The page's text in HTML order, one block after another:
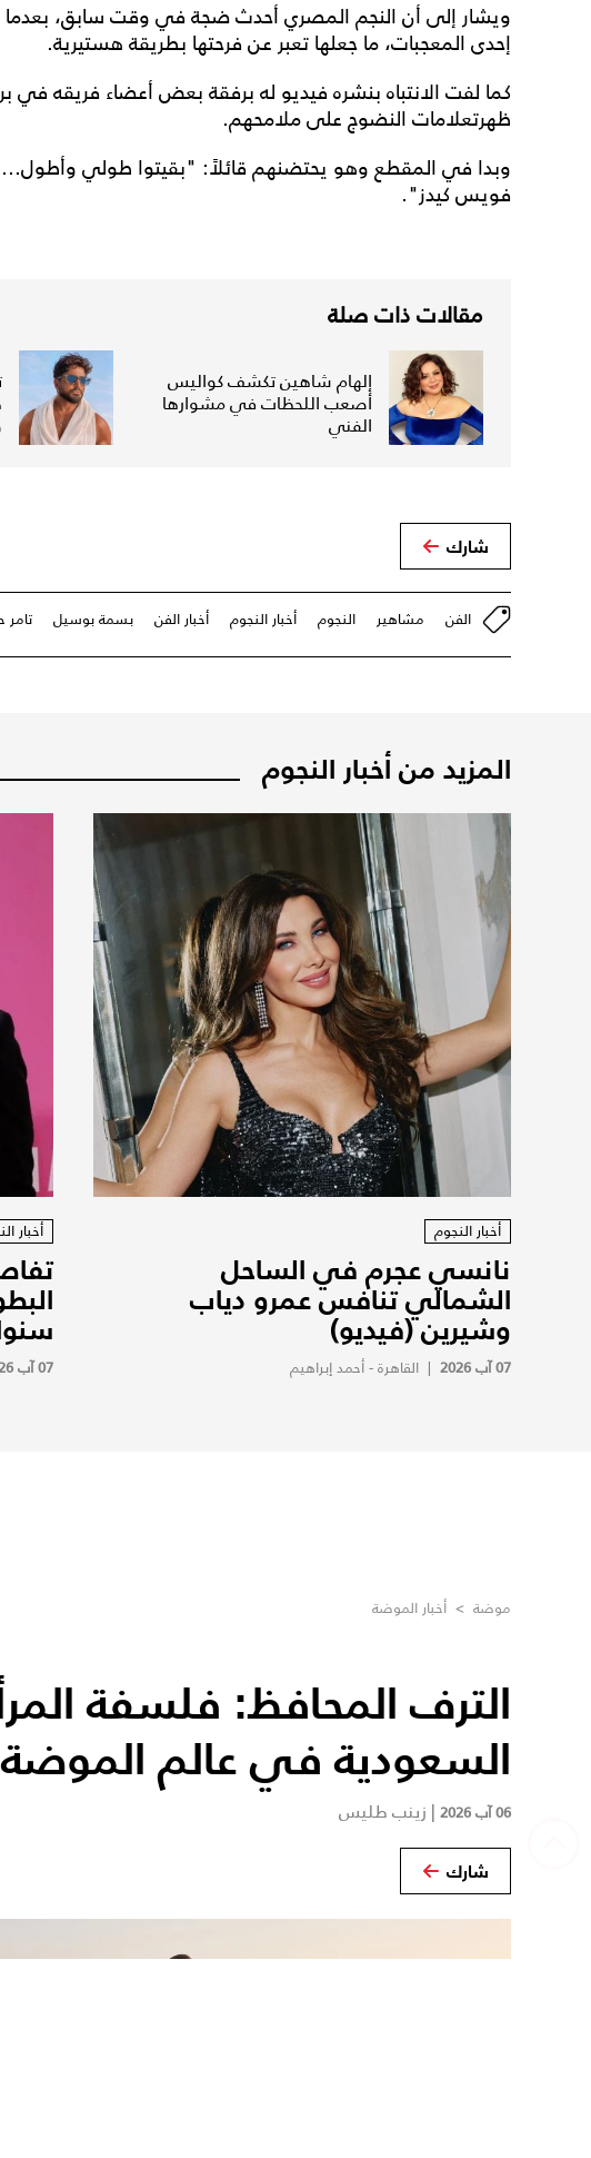
ويشار إلى أن النجم المصري أحدث ضجة في وقت سابق،
إحدى المعجبات، ما جعلها تعبر عن فرحتها بطريقة هستيرية.
كما لفت الانتباه بنشره فيديو له برفقة بعض أعضاء فريقه
ظهرتعلامات النضوج على ملامحهم.
وبدا في المقطع وهو يحتضنهم قائلاً: "بقيتوا طولي
فويس كيدز".
مقالات ذات صلة
إلهام شاهين تكشف كواليس
أصعب اللحظات في مشوارها
الفني
شارك
الفن مشاهير النجوم أخبار النجوم أخبار الفن بسمة بوسيل
المزيد من أخبار النجوم
أخبار النجوم
نانسي عجرم في الساحل
الشمالي تنافس عمرو دياب
وشيرين (فيديو)
07 آب 2026 | القاهرة - أحمد إبراهيم
أخبار
07 آب 2026
موضة > أخبار الموضة
الترف المحافظ: فلسفة
السعودية في عالم الموضة
06 آب 2026 | زينب طليس
شارك